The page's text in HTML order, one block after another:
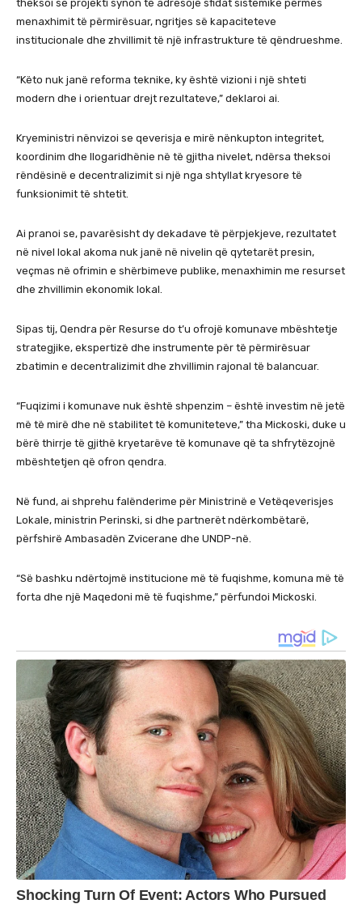
theksoi se projekti synon të adresojë sfidat sistemike përmes
menaxhimit të përmirësuar, ngritjes së kapaciteteve
institucionale dhe zhvillimit të një infrastrukture të qëndrueshme.
“Këto nuk janë reforma teknike, ky është vizioni i një shteti
modern dhe i orientuar drejt rezultateve,” deklaroi ai.
Kryeministri nënvizoi se qeverisja e mirë nënkupton integritet,
koordinim dhe llogaridhënie në të gjitha nivelet, ndërsa theksoi
rëndësinë e decentralizimit si një nga shtyllat kryesore të
funksionimit të shtetit.
Ai pranoi se, pavarësisht dy dekadave të përpjekjeve, rezultatet
në nivel lokal akoma nuk janë në nivelin që qytetarët presin,
veçmas në ofrimin e shërbimeve publike, menaxhimin me resurset
dhe zhvillimin ekonomik lokal.
Sipas tij, Qendra për Resurse do t’u ofrojë komunave mbështetje
strategjike, ekspertizë dhe instrumente për të përmirësuar
zbatimin e decentralizimit dhe zhvillimin rajonal të balancuar.
“Fuqizimi i komunave nuk është shpenzim – është investim në jetë
më të mirë dhe në stabilitet të komuniteteve,” tha Mickoski, duke u
bërë thirrje të gjithë kryetarëve të komunave që ta shfrytëzojnë
mbështetjen që ofron qendra.
Në fund, ai shprehu falënderime për Ministrinë e Vetëqeverisjes
Lokale, ministrin Perinski, si dhe partnerët ndërkombëtarë,
përfshirë Ambasadën Zvicerane dhe UNDP-në.
“Së bashku ndërtojmë institucione më të fuqishme, komuna më të
forta dhe një Maqedoni më të fuqishme,” përfundoi Mickoski.